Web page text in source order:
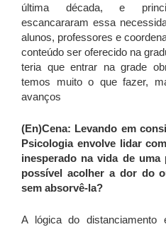
última década, e
escancararam essa
alunos, professores e
conteúdo ser oferecido na
teria que entrar na grade
temos muito o que fazer,
avanços
(En)Cena: Levando em
Psicologia envolve lidar
inesperado na vida de uma
possível acolher a dor do
sem absorvê-la?
A lógica do distanciamento